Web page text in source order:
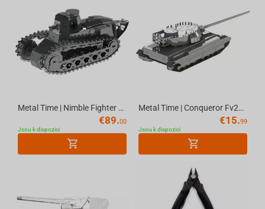
Metal Time | Nimble Fighter Mechanical model DIY kit of tank, 179 parts | World of Tanks
€89.00
Jsou k dispozici
Metal Time | Conqueror Fv214 Model Constructor Kit, 46 parts | World Of Tanks
€15.99
Jsou k dispozici